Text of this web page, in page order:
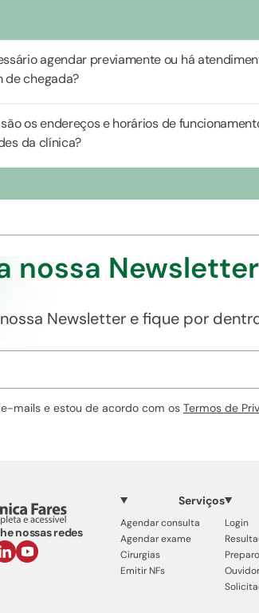
agendar previamente ou há
de chegada?
os endereços e horários de
da clínica?
nossa Newsletter
Newsletter e fique por
mails e estou de acordo com os Termos de
nossas redes
Serviços
Agendar consulta
Agendar exame
Cirurgias
Emitir NFs
Login